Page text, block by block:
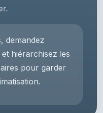
demandez
hiérarchisez les
pour garder